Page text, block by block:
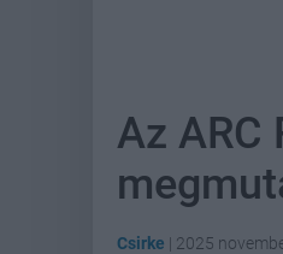
Az ARC
Csirke | 2025